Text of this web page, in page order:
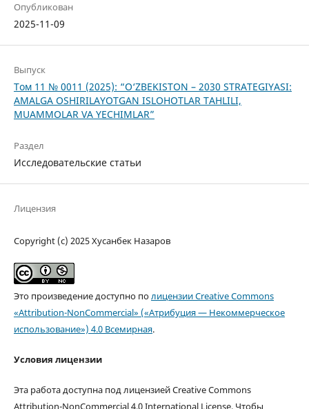
Опубликован
2025-11-09
Выпуск
Том 11 № 0011 (2025): “O‘ZBEKISTON – 2030 STRATEGIYASI:
AMALGA OSHIRILAYOTGAN ISLOHOTLAR TAHLILI,
MUAMMOLAR VA YECHIMLAR”
Раздел
Исследовательские статьи
Лицензия
Copyright (c) 2025 Хусанбек Назаров
Это произведение доступно полицензии Creative Commons
«Attribution-NonCommercial» («Атрибуция — Некоммерческое
использование») 4.0 Всемирная.
Условия лицензии
Эта работа доступна под лицензией Creative Commons
Attribution-NonCommercial 4.0 International License. Чтобы